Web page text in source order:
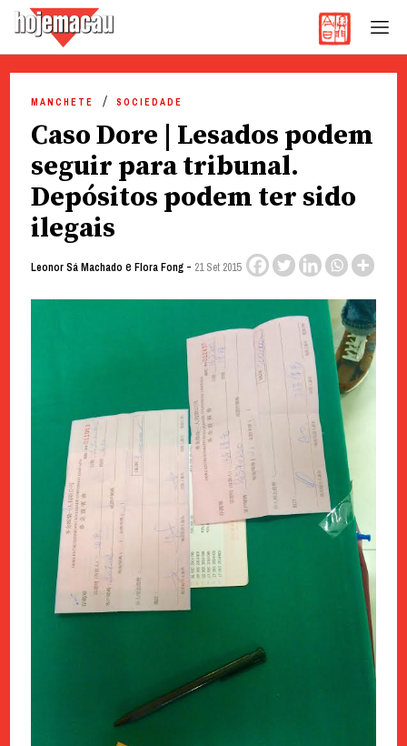
content
MANCHETE SOCIEDADE
Caso Dore | Lesados podem
seguir para tribunal.
Depósitos podem ter sido
ilegais
Leonor Sá Machado e Flora Fong- 21 Set 2015